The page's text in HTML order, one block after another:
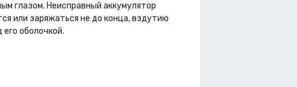
глазом. Неисправный аккумулятор
или заряжаться не до конца, вздутию
оболочкой.